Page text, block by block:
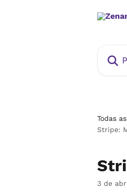
Todas
Stripe:
3 de